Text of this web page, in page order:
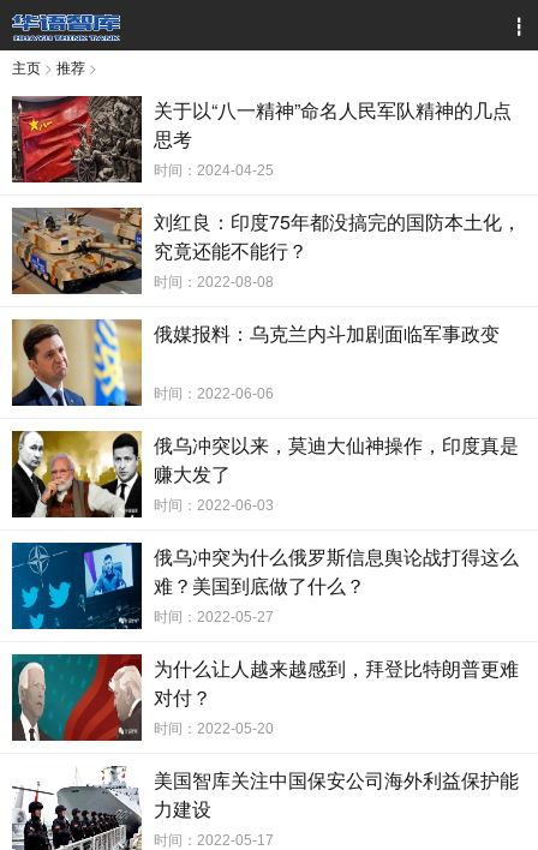
┇
主页 > 推荐 >
关于以“八一精神”命名人民军队精神的几点
思考
时间：2024-04-25
刘红良：印度75年都没搞完的国防本土化，
究竟还能不能行？
时间：2022-08-08
俄媒报料：乌克兰内斗加剧面临军事政变
时间：2022-06-06
俄乌冲突以来，莫迪大仙神操作，印度真是
赚大发了
时间：2022-06-03
俄乌冲突为什么俄罗斯信息舆论战打得这么
难？美国到底做了什么？
时间：2022-05-27
为什么让人越来越感到，拜登比特朗普更难
对付？
时间：2022-05-20
美国智库关注中国保安公司海外利益保护能
力建设
时间：2022-05-17